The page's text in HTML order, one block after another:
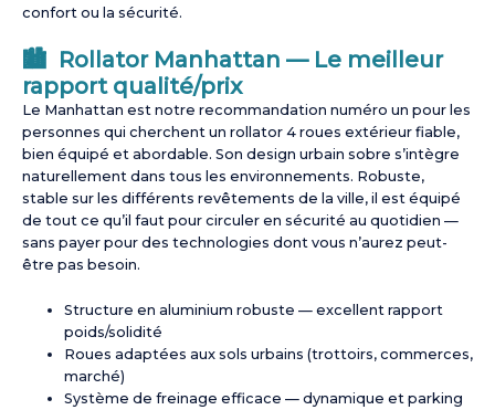
confort ou la sécurité.
🏙️ Rollator Manhattan — Le meilleur
rapport qualité/prix
Le Manhattan est notre recommandation numéro un pour les
personnes qui cherchent un rollator 4 roues extérieur fiable,
bien équipé et abordable. Son design urbain sobre s’intègre
naturellement dans tous les environnements. Robuste,
stable sur les différents revêtements de la ville, il est équipé
de tout ce qu’il faut pour circuler en sécurité au quotidien —
sans payer pour des technologies dont vous n’aurez peut-
être pas besoin.
Structure en aluminium robuste — excellent rapport
poids/solidité
Roues adaptées aux sols urbains (trottoirs, commerces,
marché)
Système de freinage efficace — dynamique et parking